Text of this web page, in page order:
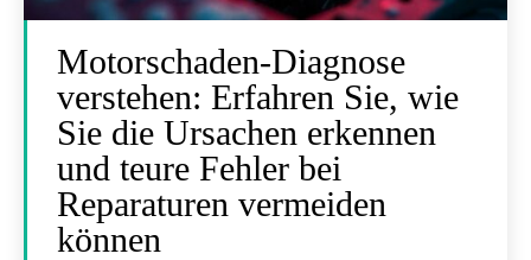
Motorschaden-Diagnose
verstehen: Erfahren Sie, wie
Sie die Ursachen erkennen
und teure Fehler bei
Reparaturen vermeiden
können